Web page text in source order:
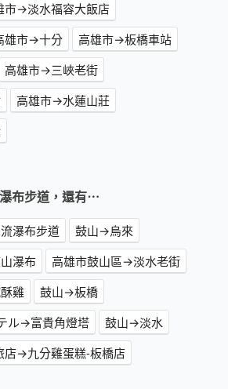
市→淡水福容大飯店
雄市→十分
高雄市→板橋車站
高雄市→三峽老街
高雄市→水蓮山莊
布步道，還有⋯
瀑布步道
鼓山→烏來
瀑布
高雄市鼓山區→淡水老街
雞
鼓山→板橋
ル→富貴角燈塔
鼓山→淡水
店→九分雞蛋糕-板橋店